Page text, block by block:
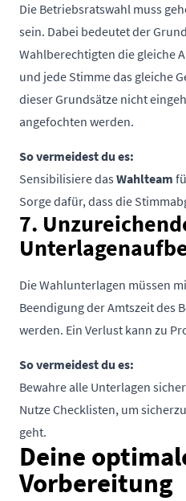
Die Betriebsratswahl muss
sein. Dabei bedeutet der
Wahlberechtigten die gleiche
und jede Stimme das gleiche
dieser Grundsätze nicht
angefochten werden.
So vermeidest du es:
Sensibilisiere das Wahlteam
Sorge dafür, dass die
7.
Die Wahlunterlagen müssen
Beendigung der Amtszeit des
werden. Ein Verlust kann zu
So vermeidest du es:
Bewahre alle Unterlagen
Nutze Checklisten, um
geht.
Deine
Vorbereitung